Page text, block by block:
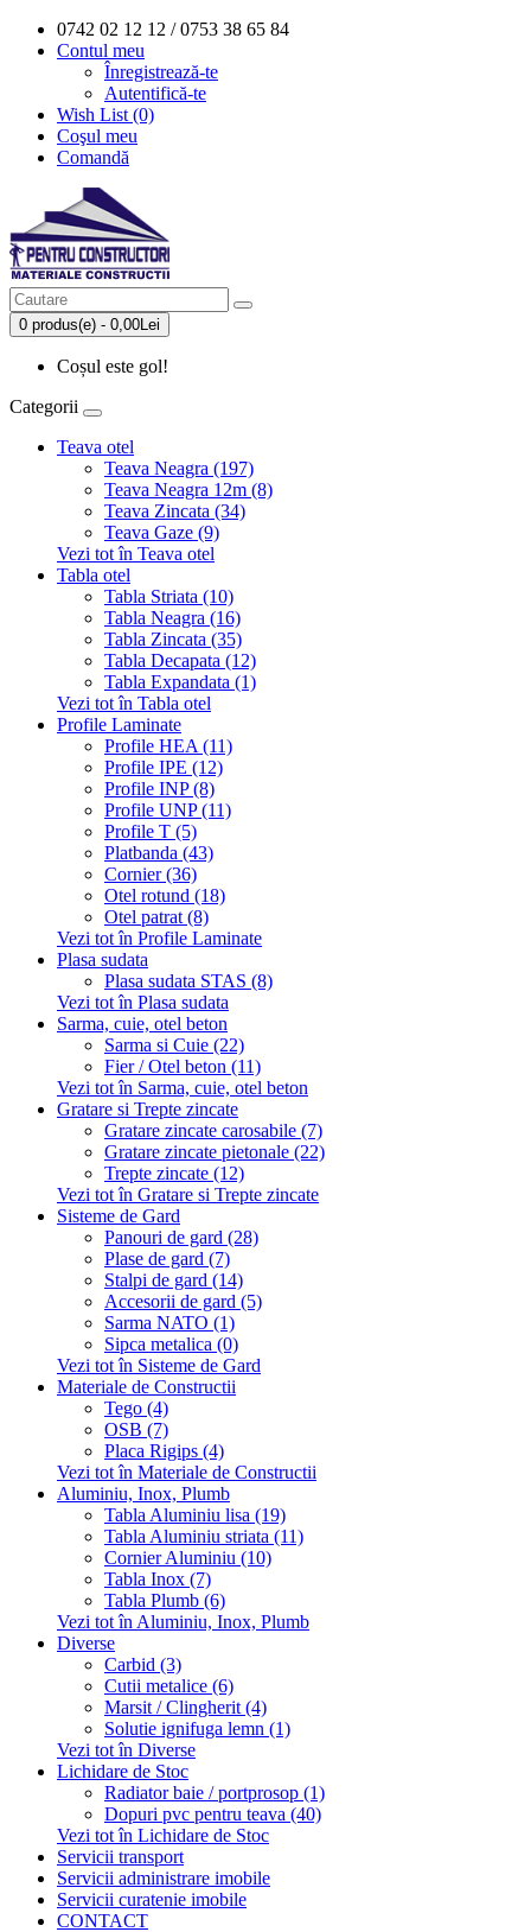
0742 02 12 12 / 0753 38 65 84
Contul meu
Înregistrează-te
Autentifică-te
Wish List (0)
Coşul meu
Comandă
0 produs(e) - 0,00Lei
Coșul este gol!
Categorii
Teava otel
Teava Neagra (197)
Teava Neagra 12m (8)
Teava Zincata (34)
Teava Gaze (9)
Vezi tot în Teava otel
Tabla otel
Tabla Striata (10)
Tabla Neagra (16)
Tabla Zincata (35)
Tabla Decapata (12)
Tabla Expandata (1)
Vezi tot în Tabla otel
Profile Laminate
Profile HEA (11)
Profile IPE (12)
Profile INP (8)
Profile UNP (11)
Profile T (5)
Platbanda (43)
Cornier (36)
Otel rotund (18)
Otel patrat (8)
Vezi tot în Profile Laminate
Plasa sudata
Plasa sudata STAS (8)
Vezi tot în Plasa sudata
Sarma, cuie, otel beton
Sarma si Cuie (22)
Fier / Otel beton (11)
Vezi tot în Sarma, cuie, otel beton
Gratare si Trepte zincate
Gratare zincate carosabile (7)
Gratare zincate pietonale (22)
Trepte zincate (12)
Vezi tot în Gratare si Trepte zincate
Sisteme de Gard
Panouri de gard (28)
Plase de gard (7)
Stalpi de gard (14)
Accesorii de gard (5)
Sarma NATO (1)
Sipca metalica (0)
Vezi tot în Sisteme de Gard
Materiale de Constructii
Tego (4)
OSB (7)
Placa Rigips (4)
Vezi tot în Materiale de Constructii
Aluminiu, Inox, Plumb
Tabla Aluminiu lisa (19)
Tabla Aluminiu striata (11)
Cornier Aluminiu (10)
Tabla Inox (7)
Tabla Plumb (6)
Vezi tot în Aluminiu, Inox, Plumb
Diverse
Carbid (3)
Cutii metalice (6)
Marsit / Clingherit (4)
Solutie ignifuga lemn (1)
Vezi tot în Diverse
Lichidare de Stoc
Radiator baie / portprosop (1)
Dopuri pvc pentru teava (40)
Vezi tot în Lichidare de Stoc
Servicii transport
Servicii administrare imobile
Servicii curatenie imobile
CONTACT